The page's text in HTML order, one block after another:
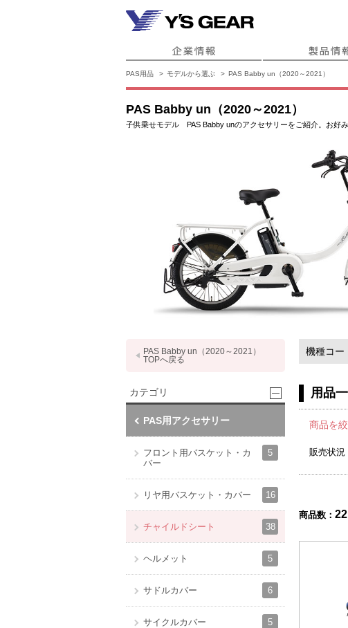
PAS用品 モデルから選ぶ PAS Babby un（2020～2021）
PAS Babby un（2020～2021）
子供乗せモデル PAS Babby unのアクセサリーをご紹介。お好
機種コー
用品
商品を
販売状況
商品数：22
PAS Babby un（2020～2021）
TOPへ戻る
カテゴリ
PAS用アクセサリー
フロント用バスケット・カ
バー
5
リヤ用バスケット・カバー 16
チャイルドシート 38
ヘルメット 5
サドルカバー 6
サイクルカバー 5